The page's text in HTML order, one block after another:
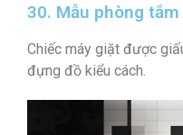
30. Mẫu phòng
Chiếc máy giặt được
đựng đồ kiểu cách.